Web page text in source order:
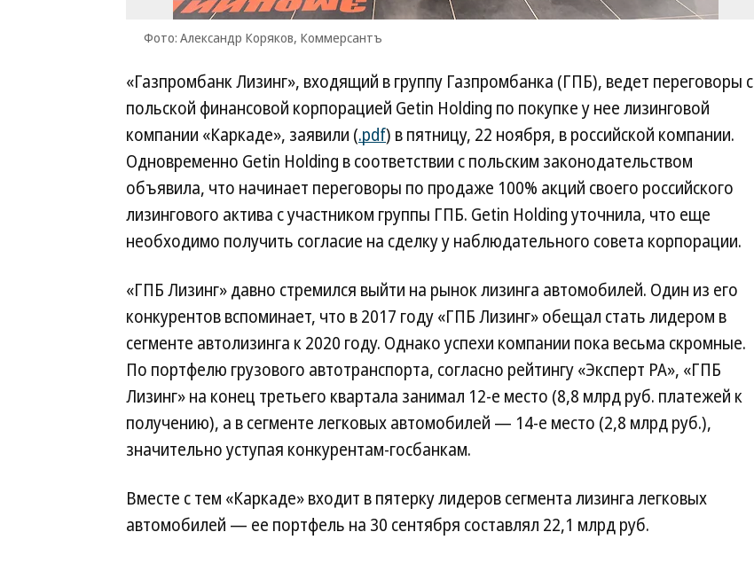
Фото: Александр Коряков, Коммерсантъ
«Газпромбанк Лизинг», входящий в группу Газпромбанка (ГПБ), ведет переговоры с
польской финансовой корпорацией Getin Holding по покупке у нее лизинговой
компании «Каркаде», заявили (.pdf) в пятницу, 22 ноября, в российской компании.
Одновременно Getin Holding в соответствии с польским законодательством
объявила, что начинает переговоры по продаже 100% акций своего российского
лизингового актива с участником группы ГПБ. Getin Holding уточнила, что еще
необходимо получить согласие на сделку у наблюдательного совета корпорации.
«ГПБ Лизинг» давно стремился выйти на рынок лизинга автомобилей. Один из его
конкурентов вспоминает, что в 2017 году «ГПБ Лизинг» обещал стать лидером в
сегменте автолизинга к 2020 году. Однако успехи компании пока весьма скромные.
По портфелю грузового автотранспорта, согласно рейтингу «Эксперт РА», «ГПБ
Лизинг» на конец третьего квартала занимал 12-е место (8,8 млрд руб. платежей к
получению), а в сегменте легковых автомобилей — 14-е место (2,8 млрд руб.),
значительно уступая конкурентам-госбанкам.
Вместе с тем «Каркаде» входит в пятерку лидеров сегмента лизинга легковых
автомобилей — ее портфель на 30 сентября составлял 22,1 млрд руб.